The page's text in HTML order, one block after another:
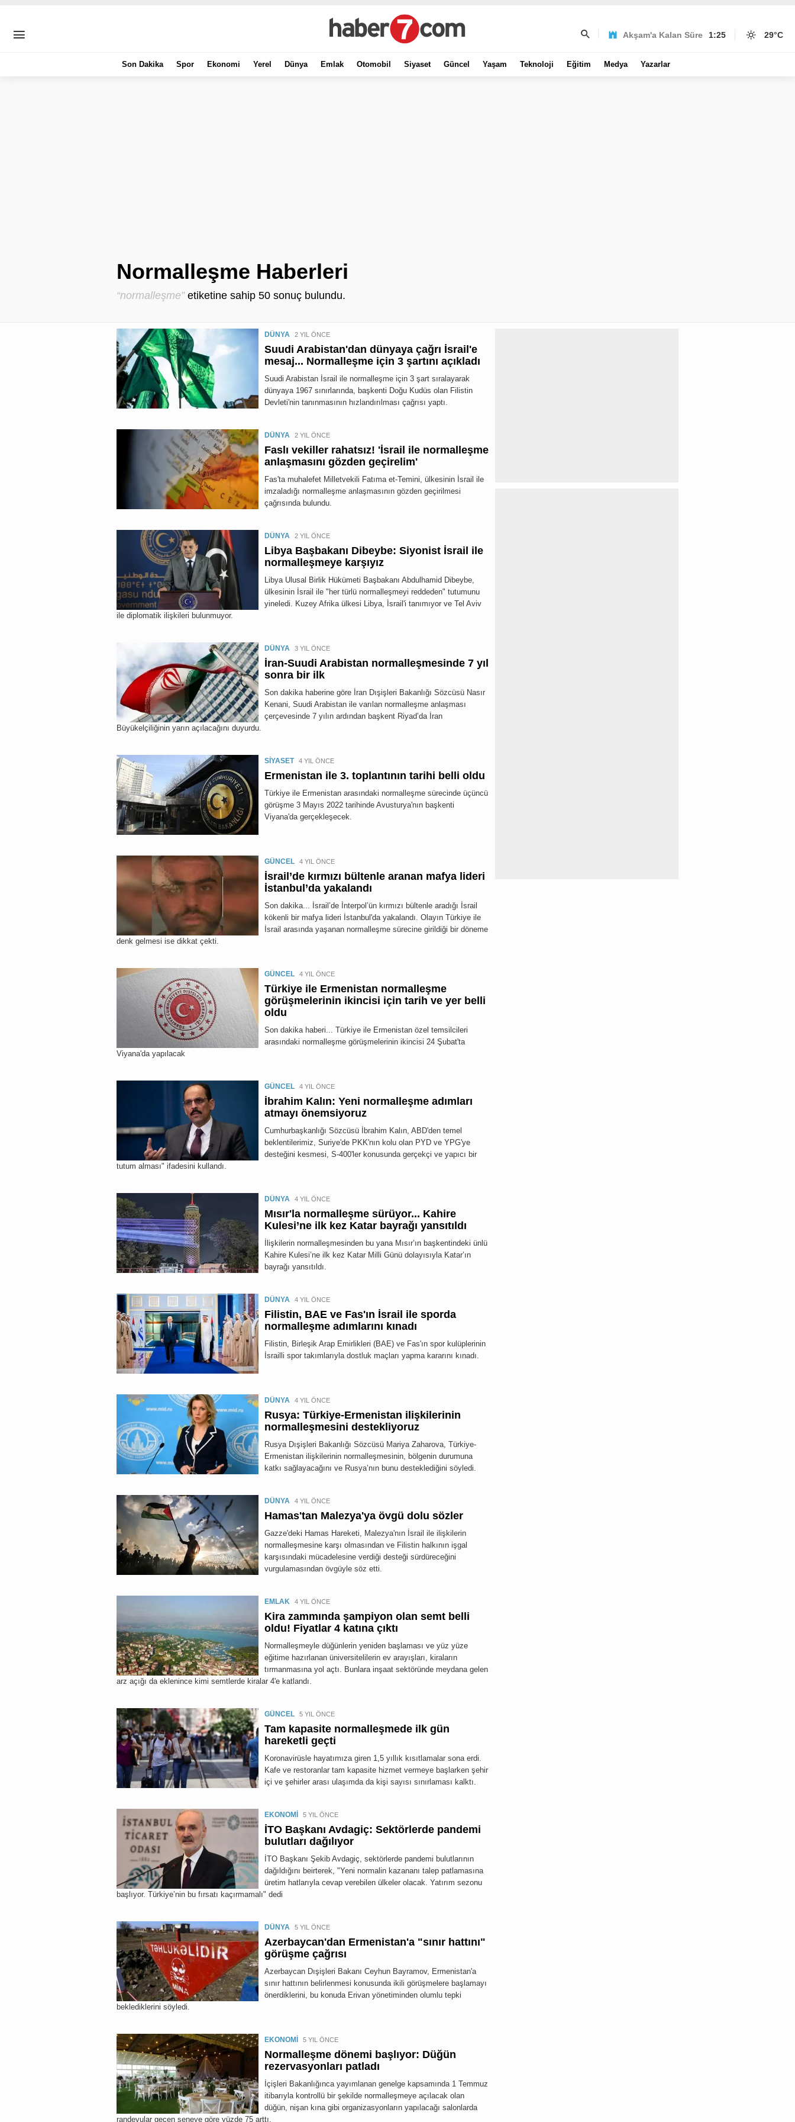
Akşam'a Kalan Süre 1:25 29°C
Son Dakika Spor Ekonomi Yerel Dünya Emlak Otomobil Siyaset Güncel Yaşam Teknoloji Eğitim Medya Yazarlar
Normalleşme Haberleri
“normalleşme”etiketine sahip 50 sonuç bulundu.
DÜNYA 2 YIL ÖNCE
Suudi Arabistan'dan dünyaya çağrı İsrail'e
mesaj... Normalleşme için 3 şartını açıkladı
Suudi Arabistan İsrail ile normalleşme için 3 şart sıralayarak
dünyaya 1967 sınırlarında, başkenti Doğu Kudüs olan Filistin
Devleti'nin tanınmasının hızlandırılması çağrısı yaptı.
DÜNYA 2 YIL ÖNCE
Faslı vekiller rahatsız! 'İsrail ile normalleşme
anlaşmasını gözden geçirelim'
Fas'ta muhalefet Milletvekili Fatıma et-Temini, ülkesinin İsrail ile
imzaladığı normalleşme anlaşmasının gözden geçirilmesi
çağrısında bulundu.
DÜNYA 2 YIL ÖNCE
Libya Başbakanı Dibeybe: Siyonist İsrail ile
normalleşmeye karşıyız
Libya Ulusal Birlik Hükümeti Başbakanı Abdulhamid Dibeybe,
ülkesinin İsrail ile "her türlü normalleşmeyi reddeden" tutumunu
yineledi. Kuzey Afrika ülkesi Libya, İsrail'i tanımıyor ve Tel Aviv
ile diplomatik ilişkileri bulunmuyor.
DÜNYA 3 YIL ÖNCE
İran-Suudi Arabistan normalleşmesinde 7 yıl
sonra bir ilk
Son dakika haberine göre İran Dışişleri Bakanlığı Sözcüsü Nasır
Kenani, Suudi Arabistan ile varılan normalleşme anlaşması
çerçevesinde 7 yılın ardından başkent Riyad’da İran
Büyükelçiliğinin yarın açılacağını duyurdu.
SİYASET 4 YIL ÖNCE
Ermenistan ile 3. toplantının tarihi belli oldu
Türkiye ile Ermenistan arasındaki normalleşme sürecinde üçüncü
görüşme 3 Mayıs 2022 tarihinde Avusturya'nın başkenti
Viyana'da gerçekleşecek.
GÜNCEL 4 YIL ÖNCE
İsrail’de kırmızı bültenle aranan mafya lideri
İstanbul’da yakalandı
Son dakika... İsrail’de İnterpol’ün kırmızı bültenle aradığı İsrail
kökenli bir mafya lideri İstanbul'da yakalandı. Olayın Türkiye ile
İsrail arasında yaşanan normalleşme sürecine girildiği bir döneme
denk gelmesi ise dikkat çekti.
GÜNCEL 4 YIL ÖNCE
Türkiye ile Ermenistan normalleşme
görüşmelerinin ikincisi için tarih ve yer belli
oldu
Son dakika haberi... Türkiye ile Ermenistan özel temsilcileri
arasındaki normalleşme görüşmelerinin ikincisi 24 Şubat'ta
Viyana'da yapılacak
GÜNCEL 4 YIL ÖNCE
İbrahim Kalın: Yeni normalleşme adımları
atmayı önemsiyoruz
Cumhurbaşkanlığı Sözcüsü İbrahim Kalın, ABD'den temel
beklentilerimiz, Suriye'de PKK'nın kolu olan PYD ve YPG'ye
desteğini kesmesi, S-400'ler konusunda gerçekçi ve yapıcı bir
tutum alması" ifadesini kullandı.
DÜNYA 4 YIL ÖNCE
Mısır'la normalleşme sürüyor... Kahire
Kulesi’ne ilk kez Katar bayrağı yansıtıldı
İlişkilerin normalleşmesinden bu yana Mısır’ın başkentindeki ünlü
Kahire Kulesi’ne ilk kez Katar Milli Günü dolayısıyla Katar’ın
bayrağı yansıtıldı.
DÜNYA 4 YIL ÖNCE
Filistin, BAE ve Fas'ın İsrail ile sporda
normalleşme adımlarını kınadı
Filistin, Birleşik Arap Emirlikleri (BAE) ve Fas'ın spor kulüplerinin
İsrailli spor takımlarıyla dostluk maçları yapma kararını kınadı.
DÜNYA 4 YIL ÖNCE
Rusya: Türkiye-Ermenistan ilişkilerinin
normalleşmesini destekliyoruz
Rusya Dışişleri Bakanlığı Sözcüsü Mariya Zaharova, Türkiye-
Ermenistan ilişkilerinin normalleşmesinin, bölgenin durumuna
katkı sağlayacağını ve Rusya’nın bunu desteklediğini söyledi.
DÜNYA 4 YIL ÖNCE
Hamas'tan Malezya'ya övgü dolu sözler
Gazze'deki Hamas Hareketi, Malezya'nın İsrail ile ilişkilerin
normalleşmesine karşı olmasından ve Filistin halkının işgal
karşısındaki mücadelesine verdiği desteği sürdüreceğini
vurgulamasından övgüyle söz etti.
EMLAK 4 YIL ÖNCE
Kira zammında şampiyon olan semt belli
oldu! Fiyatlar 4 katına çıktı
Normalleşmeyle düğünlerin yeniden başlaması ve yüz yüze
eğitime hazırlanan üniversitelilerin ev arayışları, kiraların
tırmanmasına yol açtı. Bunlara inşaat sektöründe meydana gelen
arz açığı da eklenince kimi semtlerde kiralar 4'e katlandı.
GÜNCEL 5 YIL ÖNCE
Tam kapasite normalleşmede ilk gün
hareketli geçti
Koronavirüsle hayatımıza giren 1,5 yıllık kısıtlamalar sona erdi.
Kafe ve restoranlar tam kapasite hizmet vermeye başlarken şehir
içi ve şehirler arası ulaşımda da kişi sayısı sınırlaması kalktı.
EKONOMİ 5 YIL ÖNCE
İTO Başkanı Avdagiç: Sektörlerde pandemi
bulutları dağılıyor
İTO Başkanı Şekib Avdagiç, sektörlerde pandemi bulutlarının
dağıldığını beirterek, "Yeni normalin kazananı talep patlamasına
üretim hatlarıyla cevap verebilen ülkeler olacak. Yatırım sezonu
başlıyor. Türkiye’nin bu fırsatı kaçırmamalı" dedi
DÜNYA 5 YIL ÖNCE
Azerbaycan'dan Ermenistan'a "sınır hattını"
görüşme çağrısı
Azerbaycan Dışişleri Bakanı Ceyhun Bayramov, Ermenistan'a
sınır hattının belirlenmesi konusunda ikili görüşmelere başlamayı
önerdiklerini, bu konuda Erivan yönetiminden olumlu tepki
beklediklerini söyledi.
EKONOMİ 5 YIL ÖNCE
Normalleşme dönemi başlıyor: Düğün
rezervasyonları patladı
İçişleri Bakanlığınca yayımlanan genelge kapsamında 1 Temmuz
itibarıyla kontrollü bir şekilde normalleşmeye açılacak olan
düğün, nişan kına gibi organizasyonların yapılacağı salonlarda
randevular geçen seneye göre yüzde 75 arttı.